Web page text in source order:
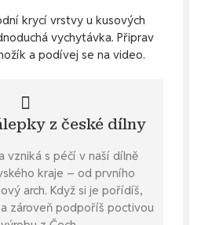
krycí vrstvy u kusových
vychytávka. Připrav
a podívej se na video.
z české dílny
vzniká s péčí v naší dílně
kraje – od prvního
arch. Když si je pořídíš,
zároveň podpoříš poctivou